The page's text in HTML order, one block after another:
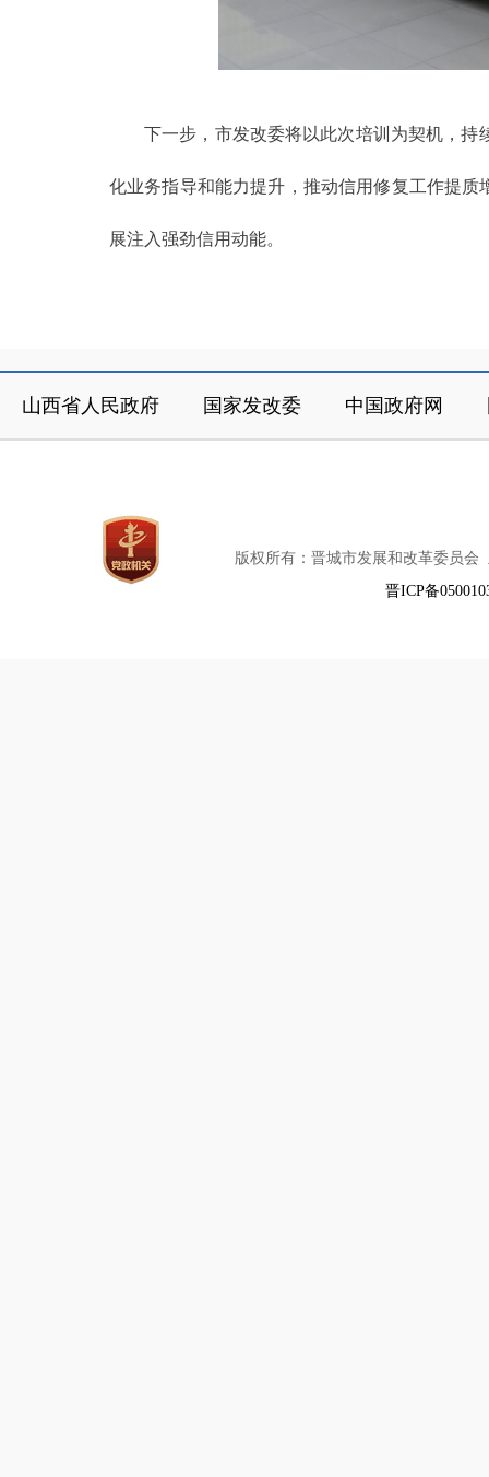
下一步，市发改委将以此次培训为契机，
化业务指导和能力提升，推动信用修复工作提
展注入强劲信用动能。
山西省人民政府 国家发改委 中国政府网
版权所有：晋城市发展和改革委员会
晋ICP备